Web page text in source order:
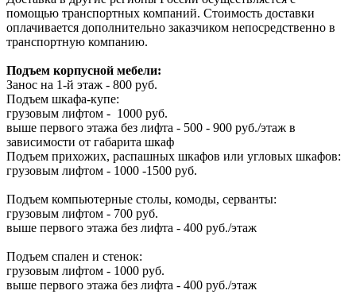
помощью транспортных компаний. Стоимость доставки
оплачивается дополнительно заказчиком непосредственно в
транспортную компанию.
Подъем корпусной мебели:
Занос на 1-й этаж - 800 руб.
Подъем шкафа-купе:
грузовым лифтом - 1000 руб.
выше первого этажа без лифта - 500 - 900 руб./этаж в
зависимости от габарита шкаф
Подъем прихожих, распашных шкафов или угловых шкафов:
грузовым лифтом - 1000 -1500 руб.
Подъем компьютерные столы, комоды, серванты:
грузовым лифтом - 700 руб.
выше первого этажа без лифта - 400 руб./этаж
Подъем спален и стенок:
грузовым лифтом - 1000 руб.
выше первого этажа без лифта - 400 руб./этаж